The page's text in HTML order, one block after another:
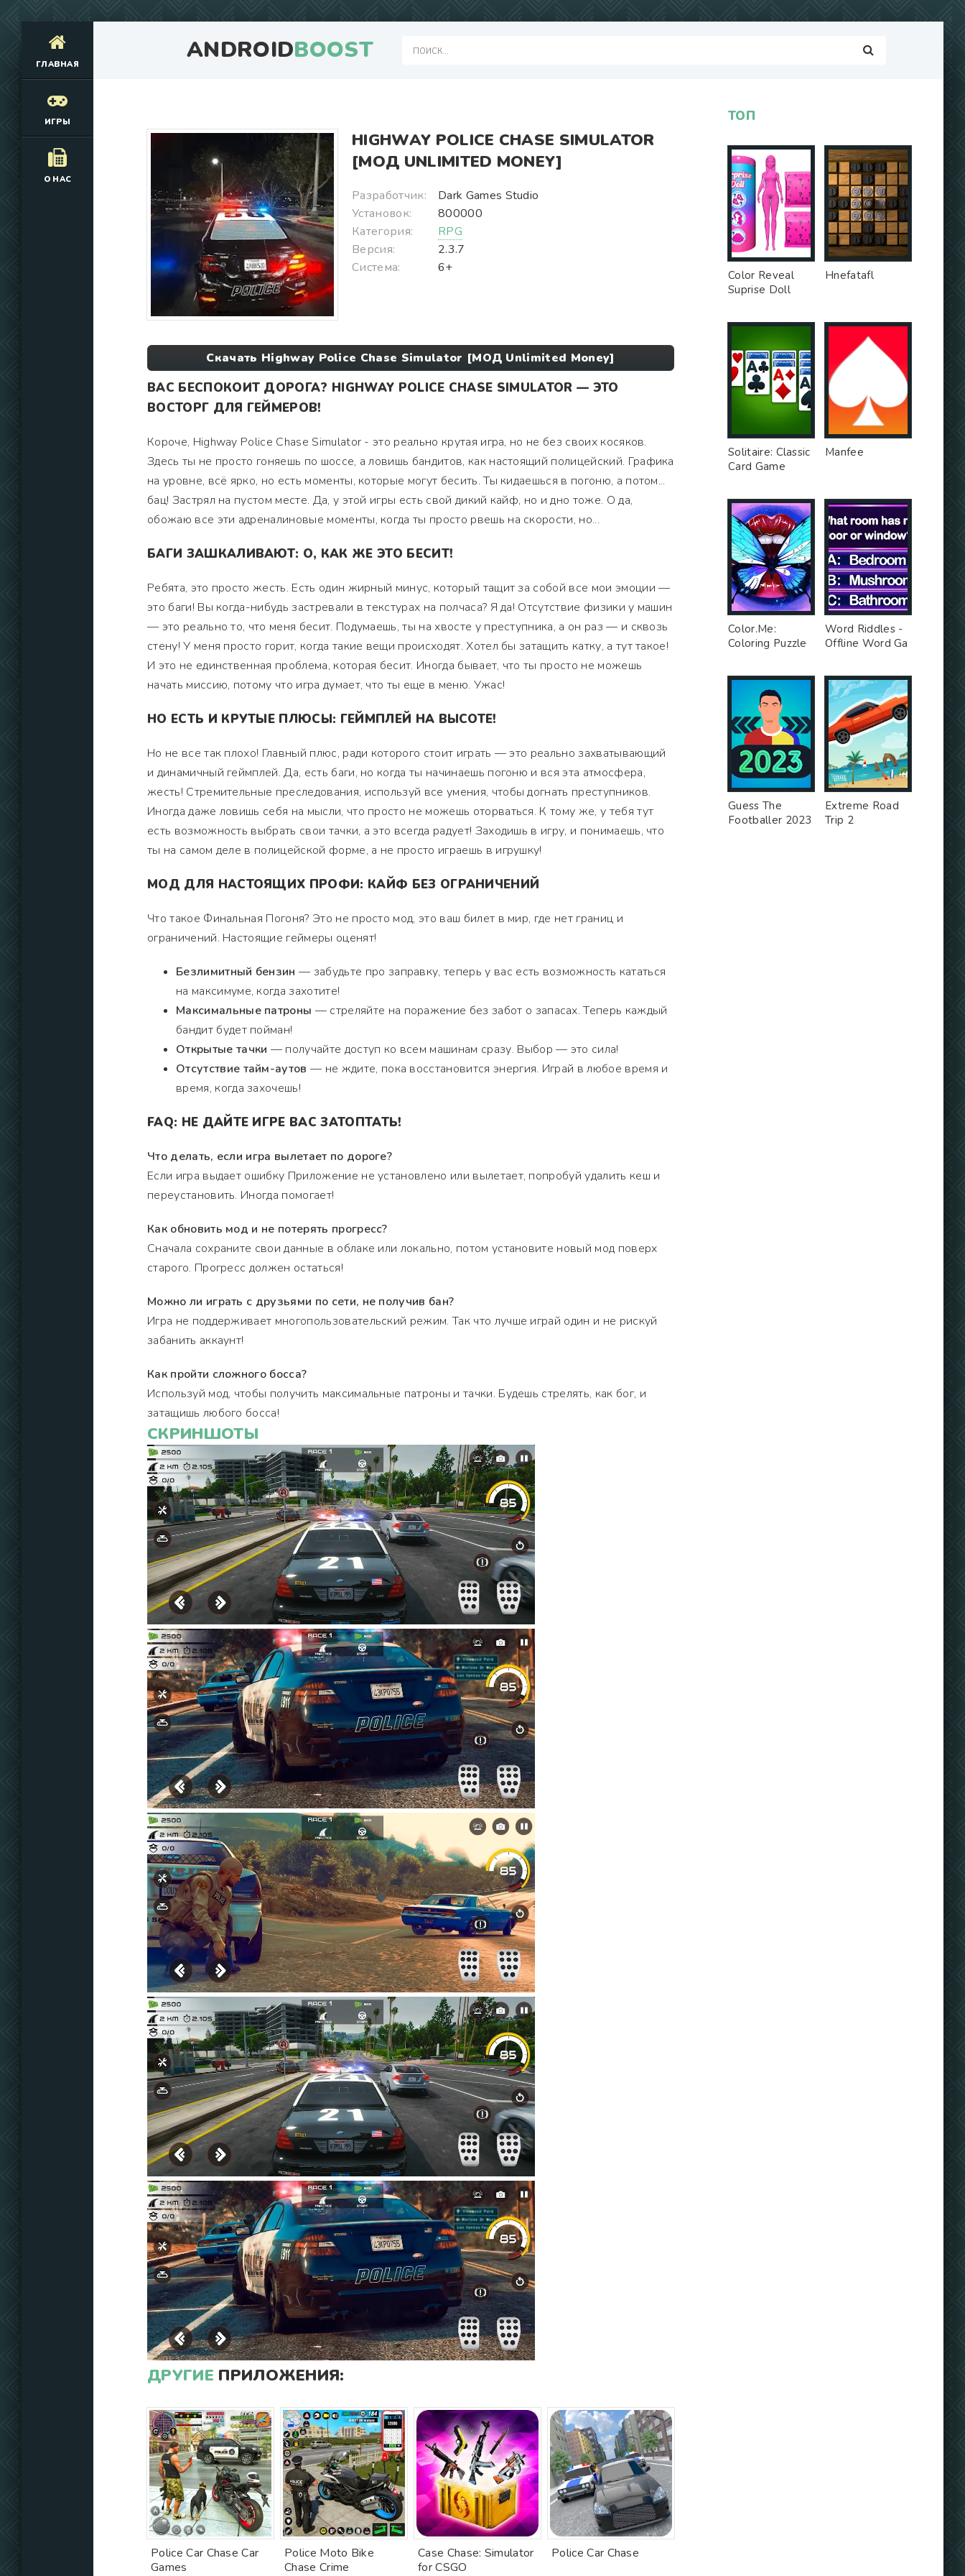
ANDROIDBOOST
ГЛАВНАЯ
ИГРЫ
О НАС
HIGHWAY POLICE CHASE SIMULATOR
[МОД UNLIMITED MONEY]
Разработчик:
Dark Games Studio
Установок:
800000
Категория:
RPG
Версия:
2.3.7
Система:
6+
Скачать Highway Police Chase Simulator [МОД Unlimited Money]
ВАС БЕСПОКОИТ ДОРОГА? HIGHWAY POLICE CHASE SIMULATOR — ЭТО
ВОСТОРГ ДЛЯ ГЕЙМЕРОВ!
Короче, Highway Police Chase Simulator - это реально крутая игра, но не без своих косяков.
Здесь ты не просто гоняешь по шоссе, а ловишь бандитов, как настоящий полицейский. Графика
на уровне, всё ярко, но есть моменты, которые могут бесить. Ты кидаешься в погоню, а потом...
бац! Застрял на пустом месте. Да, у этой игры есть свой дикий кайф, но и дно тоже. О да,
обожаю все эти адреналиновые моменты, когда ты просто рвешь на скорости, но...
БАГИ ЗАШКАЛИВАЮТ: О, КАК ЖЕ ЭТО БЕСИТ!
Ребята, это просто жесть. Есть один жирный минус, который тащит за собой все мои эмоции —
это баги! Вы когда-нибудь застревали в текстурах на полчаса? Я да! Отсутствие физики у машин
— это реально то, что меня бесит. Подумаешь, ты на хвосте у преступника, а он раз — и сквозь
стену! У меня просто горит, когда такие вещи происходят. Хотел бы затащить катку, а тут такое!
И это не единственная проблема, которая бесит. Иногда бывает, что ты просто не можешь
начать миссию, потому что игра думает, что ты еще в меню. Ужас!
НО ЕСТЬ И КРУТЫЕ ПЛЮСЫ: ГЕЙМПЛЕЙ НА ВЫСОТЕ!
Но не все так плохо! Главный плюс, ради которого стоит играть — это реально захватывающий
и динамичный геймплей. Да, есть баги, но когда ты начинаешь погоню и вся эта атмосфера,
жесть! Стремительные преследования, используй все умения, чтобы догнать преступников.
Иногда даже ловишь себя на мысли, что просто не можешь оторваться. К тому же, у тебя тут
есть возможность выбрать свои тачки, а это всегда радует! Заходишь в игру, и понимаешь, что
ты на самом деле в полицейской форме, а не просто играешь в игрушку!
МОД ДЛЯ НАСТОЯЩИХ ПРОФИ: КАЙФ БЕЗ ОГРАНИЧЕНИЙ
Что такое Финальная Погоня? Это не просто мод, это ваш билет в мир, где нет границ и
ограничений. Настоящие геймеры оценят!
Безлимитный бензин — забудьте про заправку, теперь у вас есть возможность кататься
на максимуме, когда захотите!
Максимальные патроны — стреляйте на поражение без забот о запасах. Теперь каждый
бандит будет пойман!
Открытые тачки — получайте доступ ко всем машинам сразу. Выбор — это сила!
Отсутствие тайм-аутов — не ждите, пока восстановится энергия. Играй в любое время и
время, когда захочешь!
FAQ: НЕ ДАЙТЕ ИГРЕ ВАС ЗАТОПТАТЬ!
Что делать, если игра вылетает по дороге?
Если игра выдает ошибку Приложение не установлено или вылетает, попробуй удалить кеш и
переустановить. Иногда помогает!
Как обновить мод и не потерять прогресс?
Сначала сохраните свои данные в облаке или локально, потом установите новый мод поверх
старого. Прогресс должен остаться!
Можно ли играть с друзьями по сети, не получив бан?
Игра не поддерживает многопользовательский режим. Так что лучше играй один и не рискуй
забанить аккаунт!
Как пройти сложного босса?
Используй мод, чтобы получить максимальные патроны и тачки. Будешь стрелять, как бог, и
затащишь любого босса!
СКРИНШОТЫ
ДРУГИЕ ПРИЛОЖЕНИЯ:
Police Car Chase Car
Games
Police Moto Bike
Chase Crime
Case Chase: Simulator
for CSGO
Police Car Chase
ТОП
Color Reveal
Suprise Doll
Hnefatafl
Solitaire: Classic
Card Game
Manfee
Color.Me:
Coloring Puzzle
Word Riddles -
Offline Word Ga
Guess The
Footballer 2023
Extreme Road
Trip 2